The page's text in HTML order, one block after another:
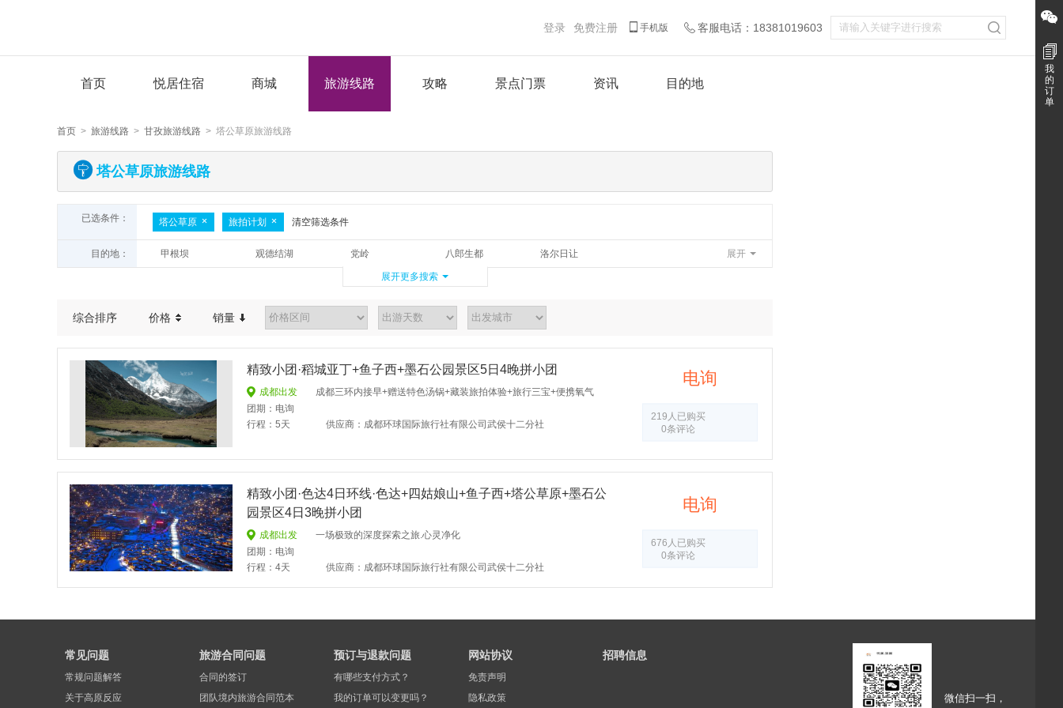
登录 免费注册 手机版 客服电话：18381019603
首页 悦居住宿 商城 旅游线路 攻略 景点门票 资讯 目的地
首页 > 旅游线路 > 甘孜旅游线路 > 塔公草原旅游线路
塔公草原旅游线路
已选条件： 塔公草原 旅拍计划 清空筛选条件
目的地： 甲根坝 观德结湖 党岭 八郎生都
洛尔日让
木雅大寺 新冷古寺
华尖山
亚拉雪山景区 格底拉姆
野马海子 鱼子西 冷碛镇
贡嘎
然日卡村
新都桥 色达 格聂之眼
海螺沟
理塘 墨石公园 姑弄村
塔公森林秘境
莲花湖
雅拉雪山 木格措 甲根坝空中花园
塔公草原
巴塘
丹巴
格聂山
老榆林 红岩顶 牛背山
展开
展开更多搜索
综合排序 价格 销量
精致小团·稻城亚丁+鱼子西+墨石公园景区5日4晚拼小团
成都出发
成都三环内接早+赠送特色汤锅+藏装旅拍体验+旅行三宝+便携氧气
团期：电询
行程：5天
供应商：成都环球国际旅行社有限公司武侯十二分社
电询
219人已购买
0条评论
精致小团·色达4日环线·色达+四姑娘山+鱼子西+塔公草原+墨石公
园景区4日3晚拼小团
成都出发
一场极致的深度探索之旅.心灵净化
团期：电询
行程：4天
供应商：成都环球国际旅行社有限公司武侯十二分社
电询
676人已购买
0条评论
常见问题
常规问题解答
关于高原反应
旅游合同问题
合同的签订
团队境内旅游合同范本
预订与退款问题
有哪些支付方式？
我的订单可以变更吗？
网站协议
免责声明
隐私政策
招聘信息
微信扫一扫，
我
的
订
单